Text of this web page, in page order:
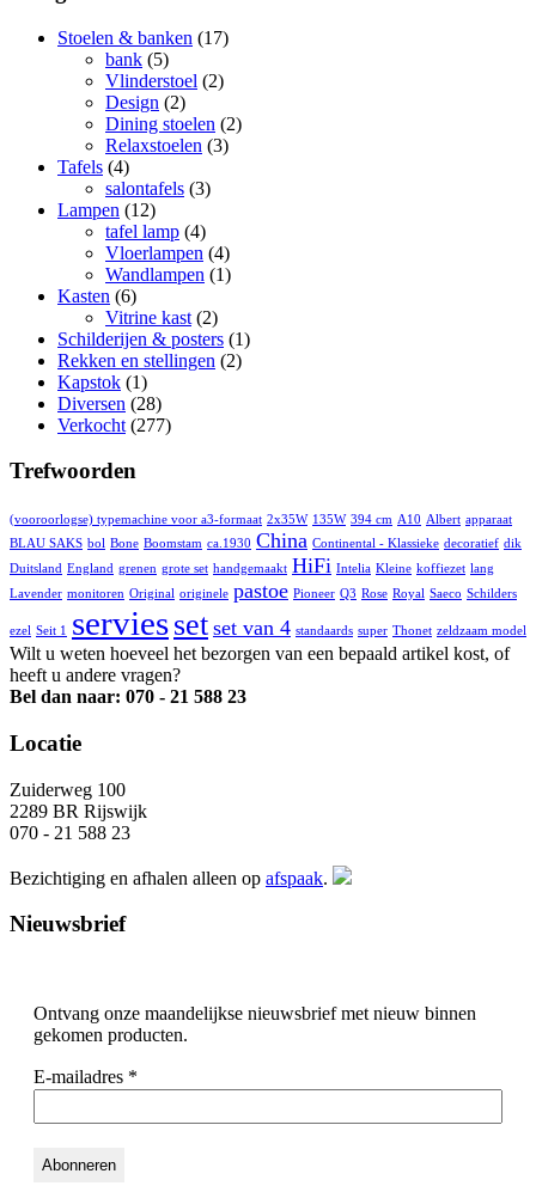
Stoelen & banken (17)
bank (5)
Vlinderstoel (2)
Design (2)
Dining stoelen (2)
Relaxstoelen (3)
Tafels (4)
salontafels (3)
Lampen (12)
tafel lamp (4)
Vloerlampen (4)
Wandlampen (1)
Kasten (6)
Vitrine kast (2)
Schilderijen & posters (1)
Rekken en stellingen (2)
Kapstok (1)
Diversen (28)
Verkocht (277)
Trefwoorden
(vooroorlogse) typemachine voor a3-formaat 2x35W 135W 394 cm A10 Albert apparaat
BLAU SAKS bol Bone Boomstam ca.1930 China Continental - Klassieke decoratief dik
Duitsland England grenen grote set handgemaakt HiFi Intelia Kleine koffiezet lang
Lavender monitoren Original originele pastoe Pioneer Q3 Rose Royal Saeco Schilders
ezel Seit 1 serviesset set van 4 standaards super Thonet zeldzaam model
Wilt u weten hoeveel het bezorgen van een bepaald artikel kost, of
heeft u andere vragen?
Bel dan naar: 070 - 21 588 23
Locatie
Zuiderweg 100
2289 BR Rijswijk
070 - 21 588 23
Bezichtiging en afhalen alleen op afspaak.
Nieuwsbrief
Ontvang onze maandelijkse nieuwsbrief met nieuw binnen
gekomen producten.
E-mailadres *